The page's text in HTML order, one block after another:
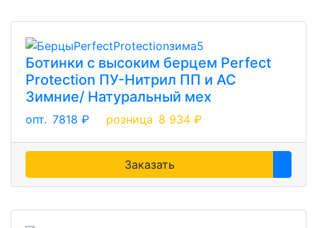
Ботинки с высоким берцем Perfect
Protection ПУ-Нитрил ПП и АС
Зимние/ Натуральный мех
опт. 7818 ₽ розница 8 934 ₽
Заказать